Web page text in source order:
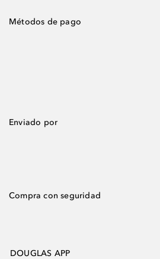
Métodos de pago
Enviado por
Compra con seguridad
DOUGLAS APP